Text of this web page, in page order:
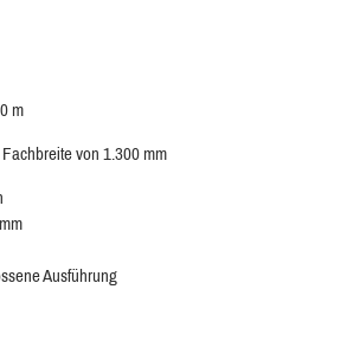
m
von 1.300 mm
Ausführung